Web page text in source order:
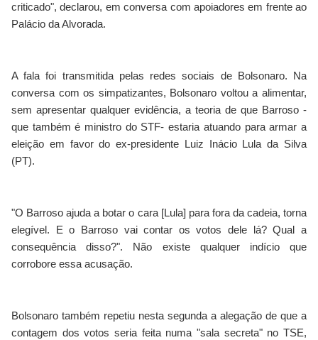
criticado", declarou, em conversa com apoiadores em frente ao
Palácio da Alvorada.
A fala foi transmitida pelas redes sociais de Bolsonaro. Na
conversa com os simpatizantes, Bolsonaro voltou a alimentar,
sem apresentar qualquer evidência, a teoria de que Barroso -
que também é ministro do STF- estaria atuando para armar a
eleição em favor do ex-presidente Luiz Inácio Lula da Silva
(PT).
"O Barroso ajuda a botar o cara [Lula] para fora da cadeia, torna
elegível. E o Barroso vai contar os votos dele lá? Qual a
consequência disso?". Não existe qualquer indício que
corrobore essa acusação.
Bolsonaro também repetiu nesta segunda a alegação de que a
contagem dos votos seria feita numa "sala secreta" no TSE,